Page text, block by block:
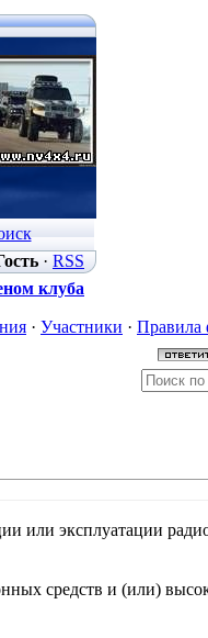
· RSS
клуба
· Участники · Правила
или эксплуатации
средств и (или)